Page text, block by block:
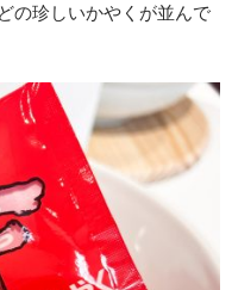
の珍しいかやくが並んで